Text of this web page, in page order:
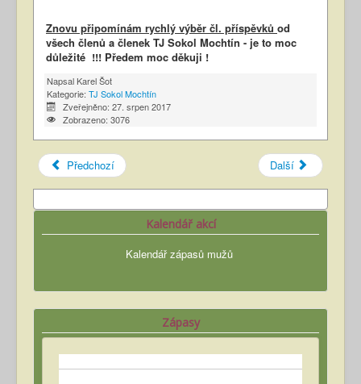
Znovu připomínám rychlý výběr čl. příspěvků od
všech členů a členek TJ Sokol Mochtín - je to moc
důležité !!! Předem moc děkuji !
Napsal Karel Šot
Kategorie: TJ Sokol Mochtín
Zveřejněno: 27. srpen 2017
Zobrazeno: 3076
Předchozí Další
Kalendář akcí
Kalendář zápasů mužů
Zápasy